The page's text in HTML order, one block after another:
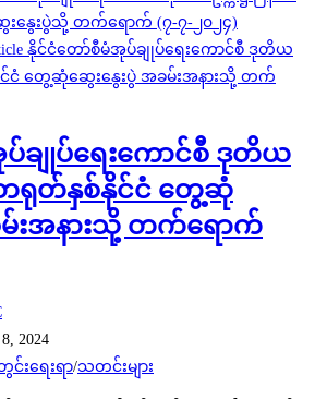
ေးပွဲသို့ တက်ရောက် (၇-၇-၂၀၂၄)
ချုပ်ရေးကောင်စီ ဒုတိယ
-တရုတ်နှစ်နိုင်ငံ တွေ့ဆုံ
မ်းအနားသို့ တက်ရောက်
2024
င်းရေးရာ/သတင်းများ